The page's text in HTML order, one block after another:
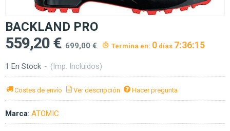
BACKLAND PRO
559,20 € 699,00 € Termina en: 0 días 7:36:14
1 En Stock - (Imp. Incluidos)
Costes de envío Ver descripción Hacer pregunta
Marca: ATOMIC